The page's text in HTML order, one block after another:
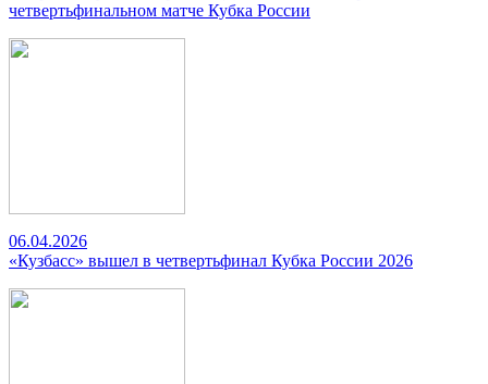
четвертьфинальном матче Кубка России
06.04.2026
«Кузбасс» вышел в четвертьфинал Кубка России 2026